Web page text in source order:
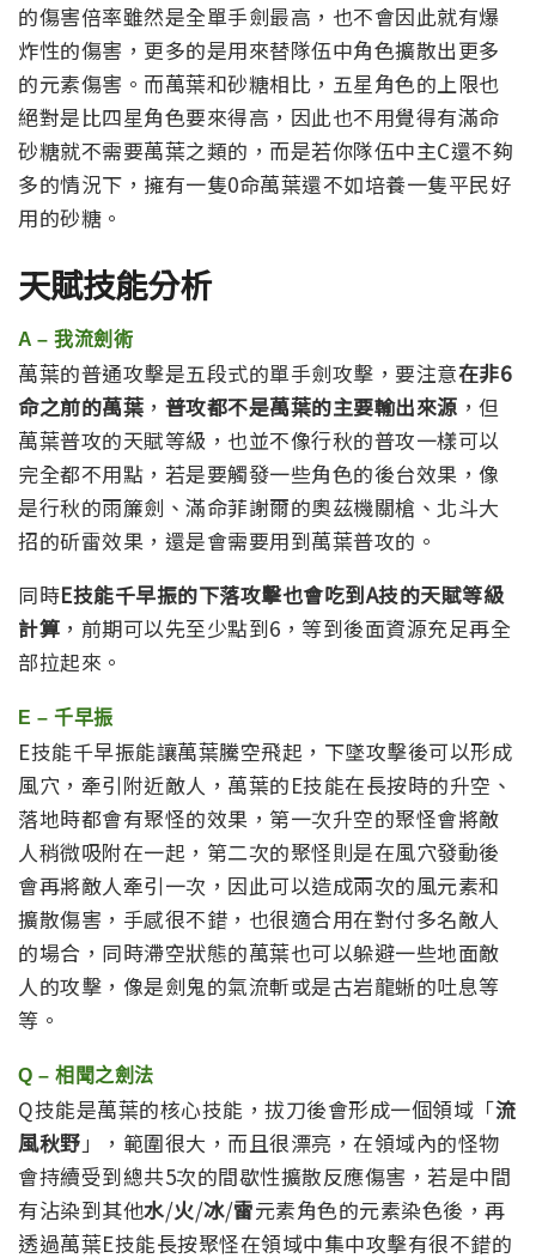
的傷害倍率雖然是全單手劍最高，也不會因此就有爆
炸性的傷害，更多的是用來替隊伍中角色擴散出更多
的元素傷害。而萬葉和砂糖相比，五星角色的上限也
絕對是比四星角色要來得高，因此也不用覺得有滿命
砂糖就不需要萬葉之類的，而是若你隊伍中主C還不夠
多的情況下，擁有一隻0命萬葉還不如培養一隻平民好
用的砂糖。
天賦技能分析
A – 我流劍術
萬葉的普通攻擊是五段式的單手劍攻擊，要注意在非6
命之前的萬葉 ， 普攻都不是萬葉的主要輸出來源 ，但
萬葉普攻的天賦等級，也並不像行秋的普攻一樣可以
完全都不用點，若是要觸發一些角色的後台效果，像
是行秋的雨簾劍、滿命菲謝爾的奧茲機關槍、北斗大
招的斫雷效果，還是會需要用到萬葉普攻的。
同時E技能千早振的下落攻擊也會吃到A技的天賦等級
計算 ，前期可以先至少點到6，等到後面資源充足再全
部拉起來。
E – 千早振
E技能千早振能讓萬葉騰空飛起，下墜攻擊後可以形成
風穴，牽引附近敵人，萬葉的E技能在長按時的升空、
落地時都會有聚怪的效果，第一次升空的聚怪會將敵
人稍微吸附在一起，第二次的聚怪則是在風穴發動後
會再將敵人牽引一次，因此可以造成兩次的風元素和
擴散傷害，手感很不錯，也很適合用在對付多名敵人
的場合，同時滯空狀態的萬葉也可以躲避一些地面敵
人的攻擊，像是劍鬼的氣流斬或是古岩龍蜥的吐息等
等。
Q – 相聞之劍法
Q技能是萬葉的核心技能，拔刀後會形成一個領域「流
風秋野」，範圍很大，而且很漂亮，在領域內的怪物
會持續受到總共5次的間歇性擴散反應傷害，若是中間
有沾染到其他水/火/冰/雷元素角色的元素染色後，再
透過萬葉E技能長按聚怪在領域中集中攻擊有很不錯的